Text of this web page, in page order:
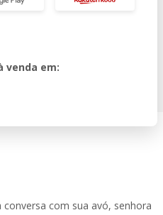
venda em:
com sua avó, senhora